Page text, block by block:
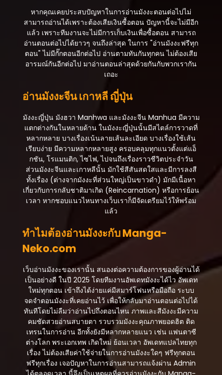
ตอนที่ 91
กรกฎาคม 22, 2025
ตอนที่ 90
กรกฎาคม 22, 2025
กรกฎาคม 22, 2025
ตอนที่ 88
กรกฎาคม 22, 2025
ตอนที่ 87
กรกฎาคม 22, 2025
ตอนที่ 86
กรกฎาคม 22, 2025
ตอนที่ 84
กรกฎาคม 22, 2025
ตอนที่ 83
กรกฎาคม 22, 2025
ตอนที่ 82
กรกฎาคม 22, 2025
ตอนที่ 81
กรกฎาคม 22, 2025
ตอนที่ 80
กรกฎาคม 22, 2025
หากคุณเคยประสบปัญหาในการอ่านมังงะตอนต่อไปไม่
สามารถอ่านได้เพราะต้องเสียเงินซื้อตอน ปัญหานี้จะไม่มีอีก
แล้ว เพราะทีมงานจะไม่มีการเก็บเงินเพื่อซื้อตอน สามารถ
อ่านตอนต่อไปได้ยาวๆ จนถึงล่าสุด ในการ "อ่านมังงะฟรีทุก
ตอน" ไม่มีกั๊กตอนอีกต่อไป อ่านตามทันกันทุกคน ไม่ต้องเสีย
อารมณ์กันอีกต่อไป มาอ่านตอนล่าสุดด้วยกันกับพวกเรากัน
เถอะ
อ่านมังงะจีน เกาหลี ญี่ปุ่น
มังงะญี่ปุ่น มังฮวา Manhwa และมังงะจีน Manhua มีความ
แตกต่างกันในหลายด้าน ในมังงะญี่ปุ่นนั้นมีสไตล์การวาดที่
หลากหลาย บางเรื่องเน้นลายเส้นละเอียด บางเรื่องใช้เส้น
เรียบง่าย มีความหลากหลายสูง ครอบคลุมทุกแนวตั้งแต่แอ็
กชัน, โรแมนติก, ไซไฟ, ไปจนถึงเรื่องราวชีวิตประจำวัน
ส่วนมังงะจีนและเกาหลีนั้น มักใช้สีสันสดใสและมีการลงสี
ทั้งเรื่อง (ต่างจากมังงะที่ส่วนใหญ่เป็นขาวดำ) มักมีเนื้อหา
เกี่ยวกับการกลับชาติมาเกิด (Reincarnation) หรือการย้อน
เวลา หากชอบแนวไหนทางเว็บเราก็มีจัดเตรียมไว้ให้พร้อม
แล้ว
ทำไมต้องอ่านมังงะกับ Manga-
Neko.com
เว็บอ่านมังงะของเรานั้น สนองต่อความต้องการของผู้อ่านได้
เป็นอย่างดี ในปี 2025 โดยทีมงานอัพเดทมังงะได้ไว อัพเดท
ใหม่ทุกตอน เข้าถึงได้ง่ายแค่มีสมาร์โฟนหรือมือถือ ระบบ
จดจำตอนมังงะที่เคยอ่านไว้ เพื่อให้กลับมาอ่านตอนต่อไปได้
ทันทีโดยไม่ลืมว่าอ่านไปถึงตอนไหน ภาพและสีมังงะมีความ
คมชัดสวยอ่านสบายตา รวบรวมมังงะคุณภาพยอดฮิต ติด
เทรนในการอ่าน อีกทั้งยังมีหลากหลายแนว เช่น แฟนตาซี
ต่างโลก พระเอกเทพ เกิดใหม่ ย้อนเวลา อัพเดทแปลไทยทุก
เรื่อง ไม่ต้องเสียค่าใช้จ่ายในการอ่านมังงะใดๆ ฟรีทุกตอน
ฟรีทุกเรื่อง เจอปัญหาในการอ่านสามารถแจ้งผ่าน Admin